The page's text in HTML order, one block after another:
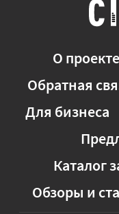
О проекте
Обратная
Для бизнеса
Каталог
Обзоры и